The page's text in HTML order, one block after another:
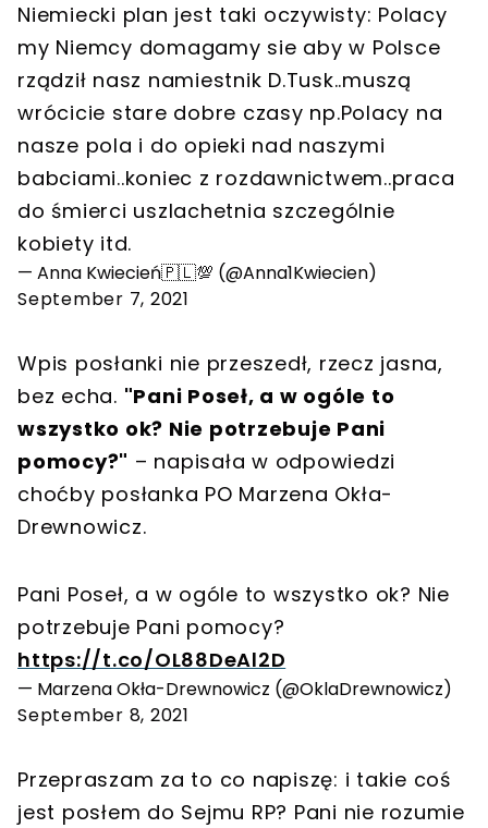
Niemiecki plan jest taki oczywisty: Polacy
my Niemcy domagamy sie aby w Polsce
rządził nasz namiestnik D.Tusk..muszą
wrócicie stare dobre czasy np.Polacy na
nasze pola i do opieki nad naszymi
babciami..koniec z rozdawnictwem..praca
do śmierci uszlachetnia szczególnie
kobiety itd.
— Anna Kwiecień🇵🇱💯 (@Anna1Kwiecien)
September 7, 2021
Wpis posłanki nie przeszedł, rzecz jasna,
bez echa. "Pani Poseł, a w ogóle to
wszystko ok? Nie potrzebuje Pani
pomocy?" – napisała w odpowiedzi
choćby posłanka PO Marzena Okła-
Drewnowicz.
Pani Poseł, a w ogóle to wszystko ok? Nie
potrzebuje Pani pomocy?
https://t.co/OL88DeAl2D
— Marzena Okła-Drewnowicz (@OklaDrewnowicz)
September 8, 2021
Przepraszam za to co napiszę: i takie coś
jest posłem do Sejmu RP? Pani nie rozumie